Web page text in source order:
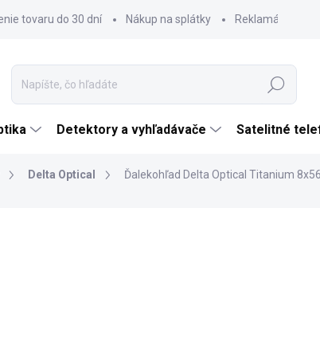
tovaru do 30 dní Nákup na splátky Reklamácia
Hľadať
Detektory a vyhľadávače Satelitné
Delta Optical Ďalekohľad Delta Optical Titanium 8x56